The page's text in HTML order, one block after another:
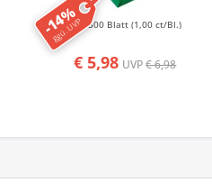
-14%
ggü. UVP
€ 5,98 UVP€ 6,98
500 Blatt (1,00 ct/Bl.)